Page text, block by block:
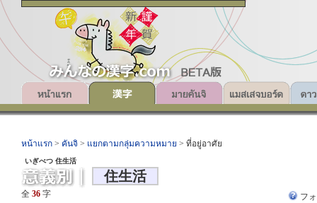
หน้าแรก > คันจิ > แยกตามกลุ่มความหมาย > ที่อยู่อาศัย
いぎべつ 住生活
住生活
全 36 字 フ